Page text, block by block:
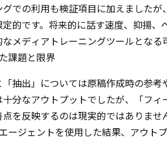
での利用も検証項目に加えました
的です。将来的に話す速度、抑揚
メディアトレーニングツールとなる
課題と限界
「抽出」については原稿作成時の参
分なアウトプットでしたが、「フ
を反映するのは現実的ではありま
ージェントを使用した結果、アウト